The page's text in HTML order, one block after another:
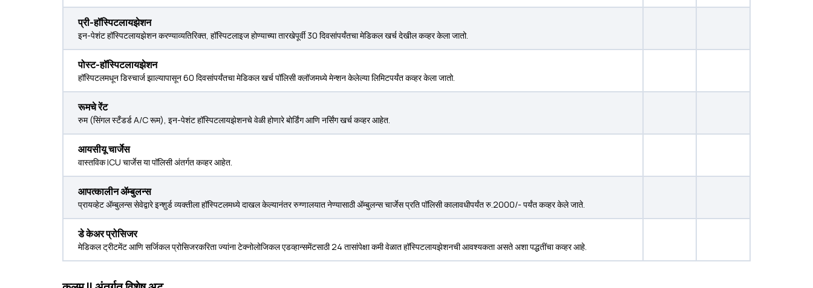
प्री-हॉस्पिटलायझेशन
इन-पेशंट हॉस्पिटलायझेशन करण्याव्यतिरिक्त, हॉस्पिटलाइज होण्याच्या तारखेपूर्वी 30 दिवसांपर्यंतचा मेडिकल खर्च देखील कव्हर केला जातो.
पोस्ट-हॉस्पिटलायझेशन
हॉस्पिटलमधून डिस्चार्ज झाल्यापासून 60 दिवसांपर्यंतचा मेडिकल खर्च पॉलिसी क्लॉजमध्ये मेन्शन केलेल्या लिमिटपर्यंत कव्हर केला जातो.
रूमचे रेंट
रुम (सिंगल स्टँडर्ड A/C रूम), इन-पेशंट हॉस्पिटलायझेशनचे वेळी होणारे बोर्डिंग आणि नर्सिंग खर्च कव्हर आहेत.
आयसीयू चार्जेस
वास्तविक ICU चार्जेस या पॉलिसी अंतर्गत कव्हर आहेत.
आपत्कालीन ॲम्बुलन्स
प्रायव्हेट ॲम्बुलन्स सेवेद्वारे इन्शुर्ड व्यक्तीला हॉस्पिटलमध्ये दाखल केल्यानंतर रुग्णालयात नेण्यासाठी ॲम्बुलन्स चार्जेस प्रति पॉलिसी कालावधीपर्यंत रु.2000/- पर्यंत कव्हर केले जाते.
डे केअर प्रोसिजर
मेडिकल ट्रीटमेंट आणि सर्जिकल प्रोसिजरकरिता ज्यांना टेक्नोलोजिकल एडव्हान्समेंटसाठी 24 तासांपेक्षा कमी वेळात हॉस्पिटलायझेशनची आवश्यकता असते अशा पद्धतींचा कव्हर आहे.